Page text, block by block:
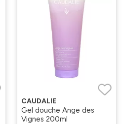
CAUDALIE
Gel douche Ange des
Vignes 200ml